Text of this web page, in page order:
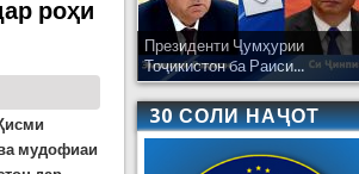
роҳи
мудофиаи
Президенти Ҷумҳурии
Тоҷикистон ба Раиси...
30 СОЛИ НАҶОТ